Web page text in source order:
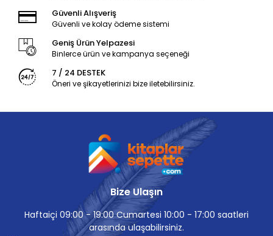
Güvenli Alışveriş
Güvenli ve kolay ödeme sistemi
Geniş Ürün Yelpazesi
Binlerce ürün ve kampanya seçeneği
7 / 24 DESTEK
Öneri ve şikayetlerinizi bize iletebilirsiniz.
Bize Ulaşın
Haftaiçi 09:00 - 19:00 Cumartesi 10:00 - 17:00 saatleri
arasında ulaşabilirsiniz.